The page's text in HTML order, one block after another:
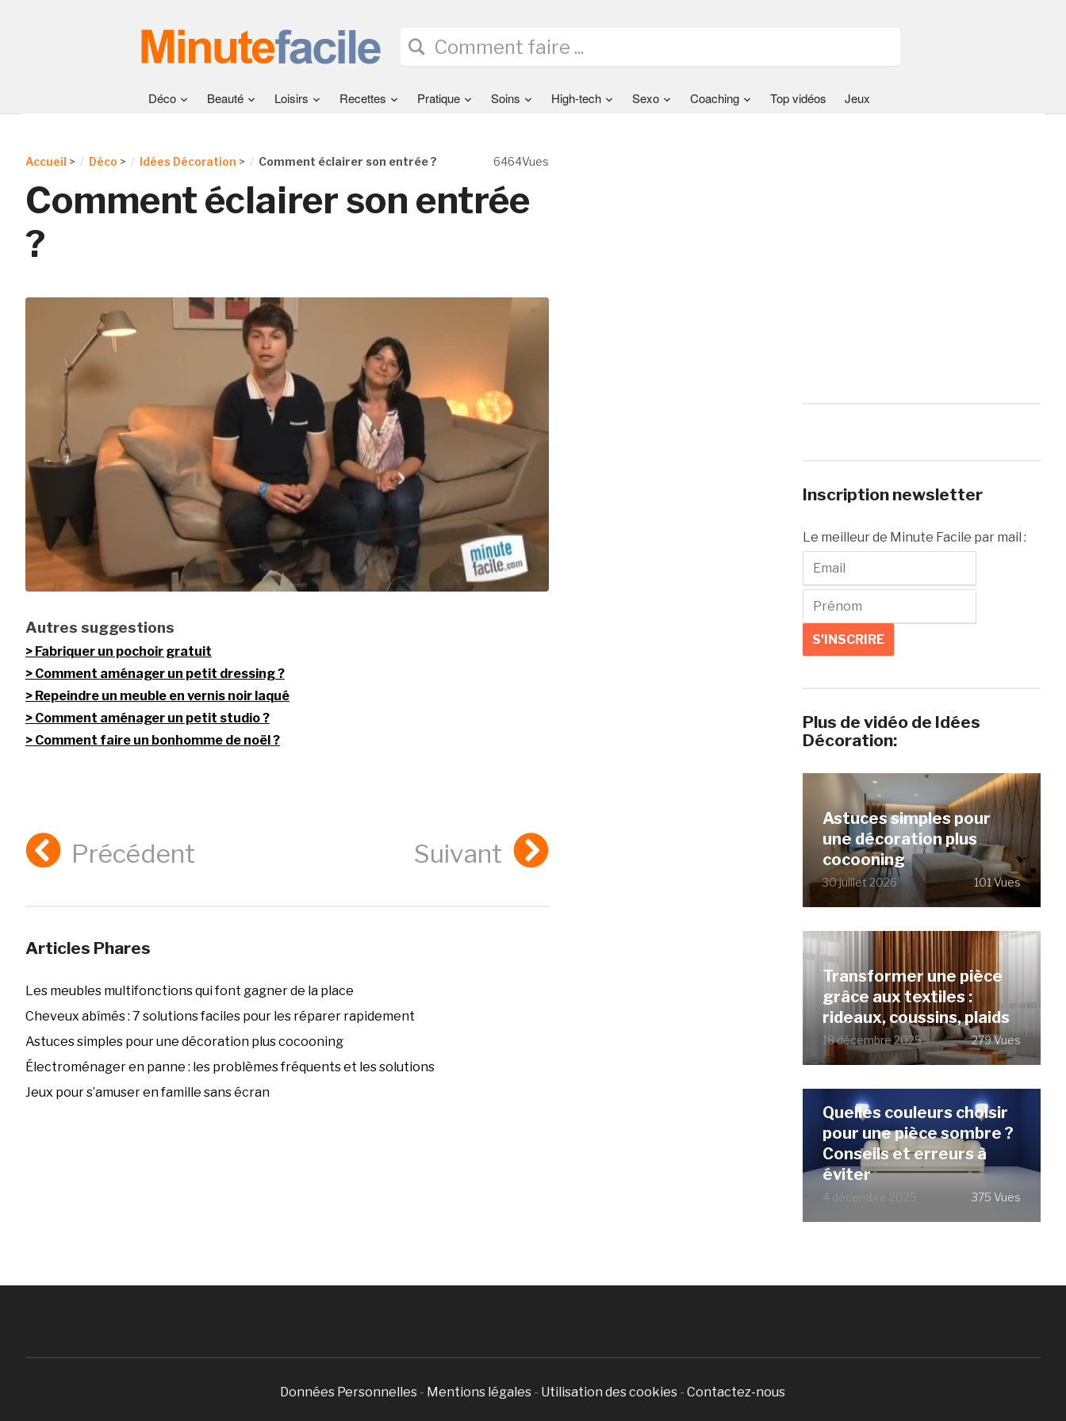
Déco Beauté Loisirs Recettes Pratique Soins High-tech Sexo Coaching Top vidéos Jeux
6464Vues
Accueil > Déco > Idées Décoration > Comment éclairer son entrée ?
Comment éclairer son entrée
?
Autres suggestions
Fabriquer un pochoir gratuit
Comment aménager un petit dressing ?
Repeindre un meuble en vernis noir laqué
Comment aménager un petit studio ?
Comment faire un bonhomme de noël ?
Précédent Suivant
Articles Phares
Les meubles multifonctions qui font gagner de la place
Cheveux abîmés : 7 solutions faciles pour les réparer rapidement
Astuces simples pour une décoration plus cocooning
Électroménager en panne : les problèmes fréquents et les solutions
Jeux pour s’amuser en famille sans écran
Inscription newsletter
Le meilleur de Minute Facile par mail :
Plus de vidéo de Idées
Décoration:
Astuces simples pour
une décoration plus
cocooning
30 juillet 2026 101 Vues
Transformer une pièce
grâce aux textiles :
rideaux, coussins, plaids
18 décembre 2025 279 Vues
Quelles couleurs choisir
pour une pièce sombre ?
Conseils et erreurs à
éviter
4 décembre 2025 375 Vues
Données Personnelles - Mentions légales - Utilisation des cookies -Contactez-nous